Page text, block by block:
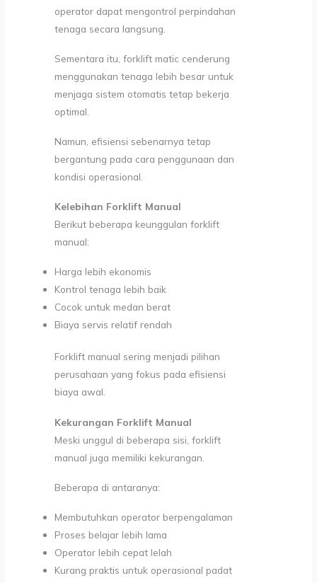
operator dapat mengontrol perpindahan
tenaga secara langsung.
Sementara itu, forklift matic cenderung
menggunakan tenaga lebih besar untuk
menjaga sistem otomatis tetap bekerja
optimal.
Namun, efisiensi sebenarnya tetap
bergantung pada cara penggunaan dan
kondisi operasional.
Kelebihan Forklift Manual
Berikut beberapa keunggulan forklift
manual:
Harga lebih ekonomis
Kontrol tenaga lebih baik
Cocok untuk medan berat
Biaya servis relatif rendah
Forklift manual sering menjadi pilihan
perusahaan yang fokus pada efisiensi
biaya awal.
Kekurangan Forklift Manual
Meski unggul di beberapa sisi, forklift
manual juga memiliki kekurangan.
Beberapa di antaranya:
Membutuhkan operator berpengalaman
Proses belajar lebih lama
Operator lebih cepat lelah
Kurang praktis untuk operasional padat